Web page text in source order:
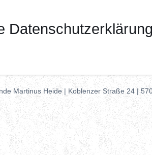
Martinus Heide | Koblenzer Straße 24 |